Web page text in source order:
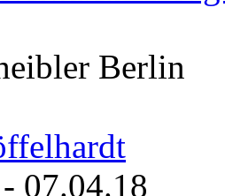
Berlin
- 07.04.18